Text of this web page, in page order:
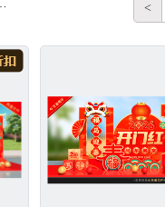
银行新年开门
<